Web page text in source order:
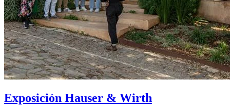
Exposición Hauser & Wirth